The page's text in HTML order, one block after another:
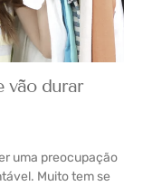
vão durar
uma preocupação
Muito tem se